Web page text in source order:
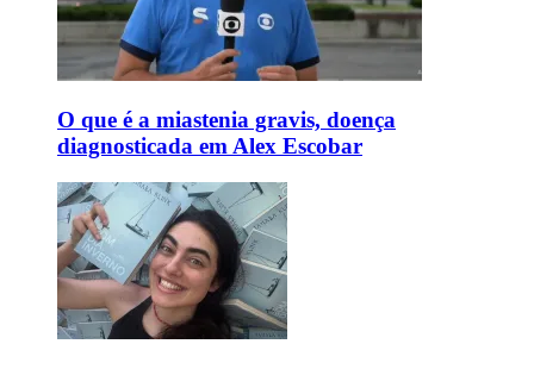
O que é a miastenia gravis, doença
diagnosticada em Alex Escobar